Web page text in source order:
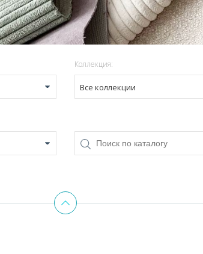
Коллекция:
Все коллекции